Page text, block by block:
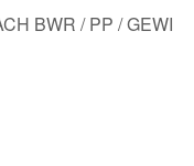
BWR / PP / GEWI